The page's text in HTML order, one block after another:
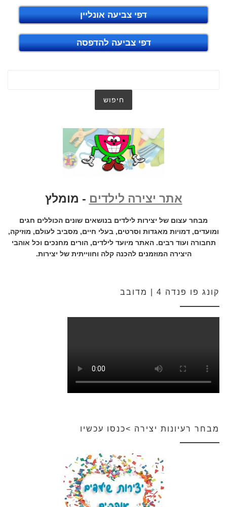
דפי צביעה אונליין
דפי צביעה להדפסה
אתר יצירה לילדים - מומלץ
מבחר עצום של יצירות לילדים בנושאים שונים הכוללים חגים
ומועדים, דמויות מאגדות וסרטים, בעלי חיים, מסביב לעולם, מוזיקה,
תחבורה ועוד רבים. האתר מיועד לילדים, הורים מחנכים וכל אוהבי
היצירה המוזמנים להכנה קלה וחווייתית של יצירות.
קונג פו פנדה 4 | מדובב
מבחר רעיונות יצירה >כנסו עכשיו